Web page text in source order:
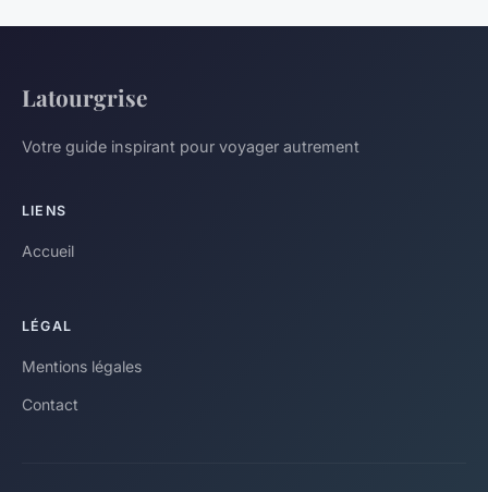
Latourgrise
Votre guide inspirant pour voyager autrement
LIENS
Accueil
LÉGAL
Mentions légales
Contact